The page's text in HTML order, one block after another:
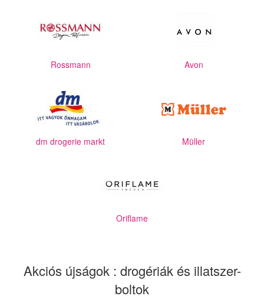
Rossmann Avon
dm drogerie markt Müller
Oriflame
Akciós újságok : drogériák és illatszer-
boltok